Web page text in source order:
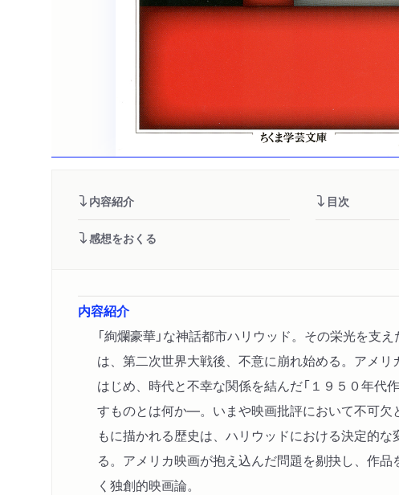
内容紹介 目次
感想をおくる
内容紹介
「絢爛豪華」な神話都市ハリウッド。その栄光を支
は、第二次世界大戦後、不意に崩れ始める。アメリ
はじめ、時代と不幸な関係を結んだ「１９５０年代
すものとは何か―。いまや映画批評において不可欠
もに描かれる歴史は、ハリウッドにおける決定的な
る。アメリカ映画が抱え込んだ問題を剔抉し、作品
く独創的映画論。